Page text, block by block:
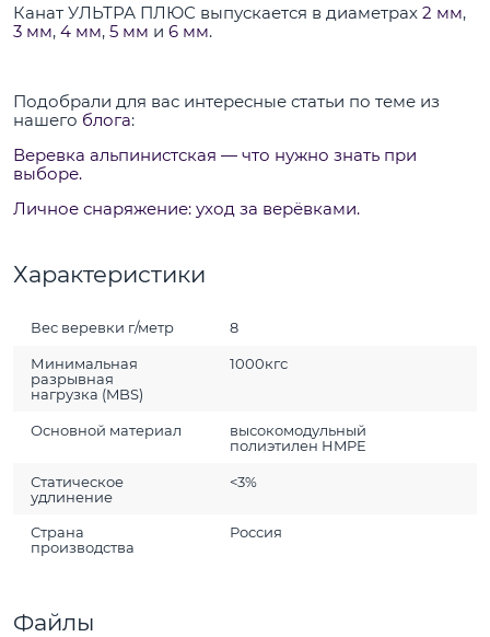
Канат УЛЬТРА ПЛЮС выпускается в диаметрах 2 мм,
3 мм, 4 мм, 5 мм и 6 мм.
Подобрали для вас интересные статьи по теме из
нашего блога:
Веревка альпинистская — что нужно знать при
выборе.
Личное снаряжение: уход за верёвками.
Характеристики
Вес веревки г/метр 8
Минимальная
разрывная
нагрузка (MBS)
1000кгс
Основной материал
высокомодульный
полиэтилен HMPE
Статическое
удлинение
<3%
Страна
производства
Россия
Файлы